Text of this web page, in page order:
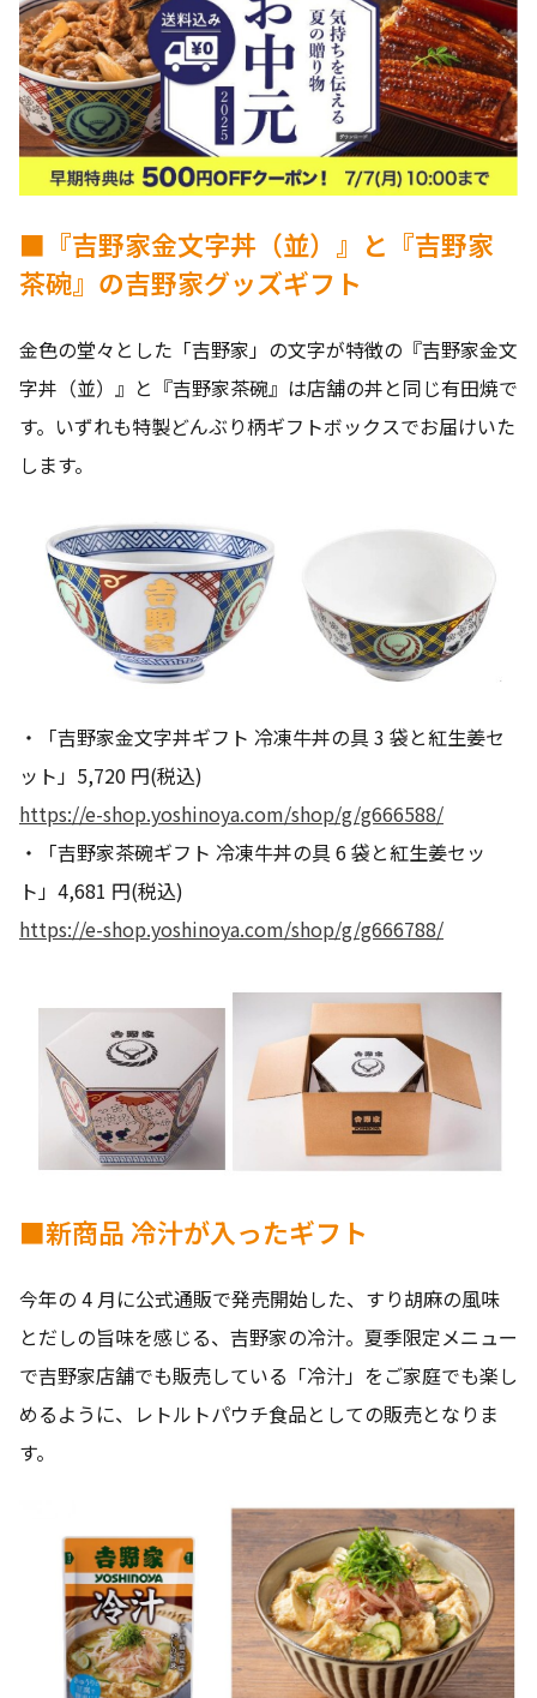
■『吉野家金文字丼（並）』と『吉野家
茶碗』の吉野家グッズギフト
金色の堂々とした「吉野家」の文字が特徴の『吉野家金文
字丼（並）』と『吉野家茶碗』は店舗の丼と同じ有田焼で
す。いずれも特製どんぶり柄ギフトボックスでお届けいた
します。
・「吉野家金文字丼ギフト 冷凍牛丼の具 3 袋と紅生姜セ
ット」5,720 円(税込)
https://e-shop.yoshinoya.com/shop/g/g666588/
・「吉野家茶碗ギフト 冷凍牛丼の具 6 袋と紅生姜セッ
ト」4,681 円(税込)
https://e-shop.yoshinoya.com/shop/g/g666788/
■新商品 冷汁が入ったギフト
今年の 4 月に公式通販で発売開始した、すり胡麻の風味
とだしの旨味を感じる、吉野家の冷汁。夏季限定メニュー
で吉野家店舗でも販売している「冷汁」をご家庭でも楽し
めるように、レトルトパウチ食品としての販売となりま
す。